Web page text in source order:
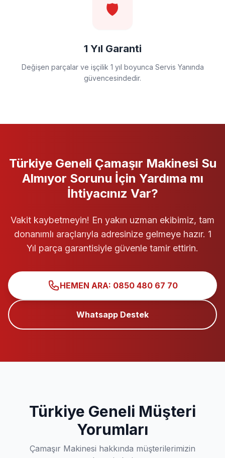
🛡️
1 Yıl Garanti
Değişen parçalar ve işçilik 1 yıl boyunca Servis Yanında
güvencesindedir.
Türkiye Geneli Çamaşır Makinesi Su
Almıyor Sorunu İçin Yardıma mı
İhtiyacınız Var?
Vakit kaybetmeyin! En yakın uzman ekibimiz, tam
donanımlı araçlarıyla adresinize gelmeye hazır. 1
Yıl parça garantisiyle güvenle tamir ettirin.
HEMEN ARA: 0850 480 67 70
Whatsapp Destek
Türkiye Geneli Müşteri
Yorumları
Çamaşır Makinesi hakkında müşterilerimizin